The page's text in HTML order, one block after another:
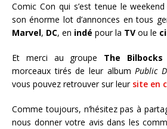
Comic Con qui s’est tenue le
son énorme lot d’annonces en tous
Marvel, DC, en indé pour la TV ou le
Et merci au groupe The Bilbocks
morceaux tirés de leur albumPublic
vous pouvez retrouver sur leursite en
Comme toujours, n’hésitez pas à
nous donner votre avis dans les